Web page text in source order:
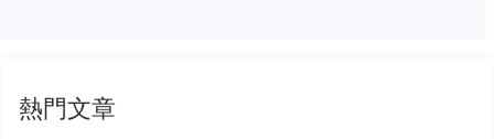
熱門文章